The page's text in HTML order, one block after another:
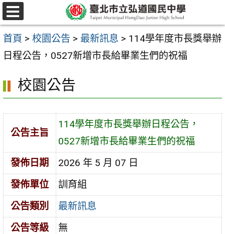
跳
至
主
要
容
區
選
單
首頁 > 校園公告 > 最新訊息 > 114學年度市長獎舉辦
日程公告，0527新增市長給畢業生們的祝福
校園公告
公告主旨
114學年度市長獎舉辦日程公告，
0527新增市長給畢業生們的祝福
發佈日期
2026 年 5 月 07 日
發佈單位
訓育組
公告類別
最新訊息
公告等級
無